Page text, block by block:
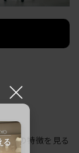
ズの特徴を見る
×